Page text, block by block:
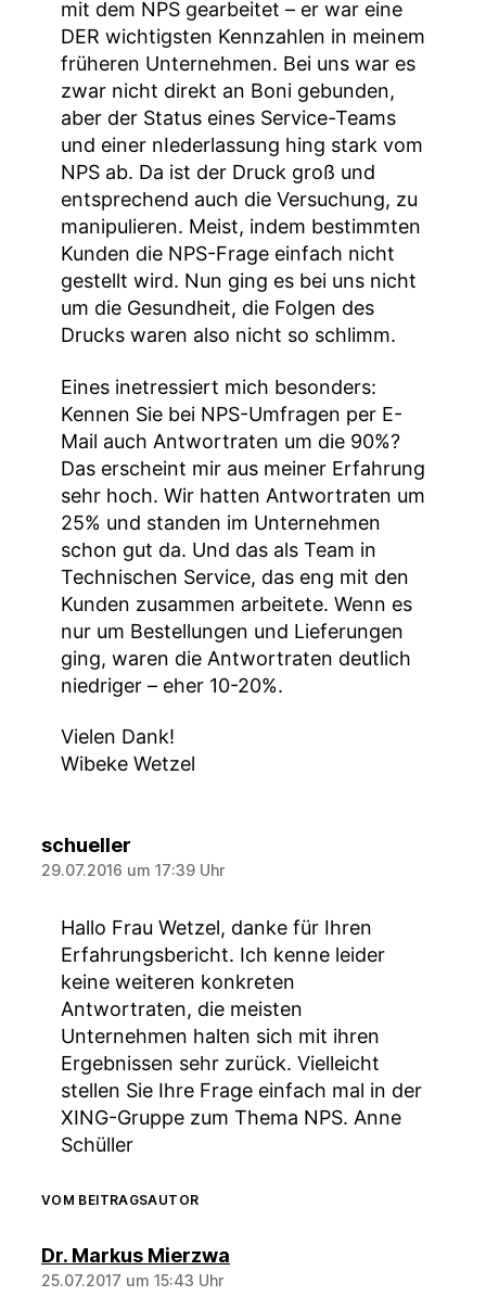
mit dem NPS gearbeitet – er war eine
DER wichtigsten Kennzahlen in meinem
früheren Unternehmen. Bei uns war es
zwar nicht direkt an Boni gebunden,
aber der Status eines Service-Teams
und einer nIederlassung hing stark vom
NPS ab. Da ist der Druck groß und
entsprechend auch die Versuchung, zu
manipulieren. Meist, indem bestimmten
Kunden die NPS-Frage einfach nicht
gestellt wird. Nun ging es bei uns nicht
um die Gesundheit, die Folgen des
Drucks waren also nicht so schlimm.
Eines inetressiert mich besonders:
Kennen Sie bei NPS-Umfragen per E-
Mail auch Antwortraten um die 90%?
Das erscheint mir aus meiner Erfahrung
sehr hoch. Wir hatten Antwortraten um
25% und standen im Unternehmen
schon gut da. Und das als Team in
Technischen Service, das eng mit den
Kunden zusammen arbeitete. Wenn es
nur um Bestellungen und Lieferungen
ging, waren die Antwortraten deutlich
niedriger – eher 10-20%.
Vielen Dank!
Wibeke Wetzel
schueller
29.07.2016 um 17:39 Uhr
Hallo Frau Wetzel, danke für Ihren
Erfahrungsbericht. Ich kenne leider
keine weiteren konkreten
Antwortraten, die meisten
Unternehmen halten sich mit ihren
Ergebnissen sehr zurück. Vielleicht
stellen Sie Ihre Frage einfach mal in der
XING-Gruppe zum Thema NPS. Anne
Schüller
VOM BEITRAGSAUTOR
Dr. Markus Mierzwa
25.07.2017 um 15:43 Uhr